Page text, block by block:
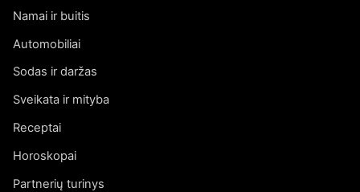
Namai ir buitis
Automobiliai
Sodas ir daržas
Sveikata ir mityba
Receptai
Horoskopai
Partnerių turinys